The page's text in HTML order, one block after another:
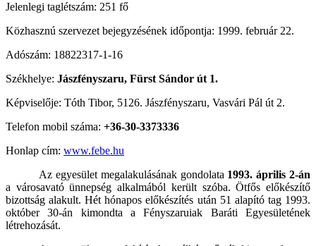
Jelenlegi taglétszám: 251 fő
Közhasznú szervezet bejegyzésének időpontja: 1999. február 22.
Adószám: 18822317-1-16
Székhelye: Jászfényszaru, Fürst Sándor út 1.
Képviselője: Tóth Tibor, 5126. Jászfényszaru, Vasvári Pál út 2.
Telefon mobil száma: +36-30-3373336
Honlap cím: www.febe.hu
Az egyesület megalakulásának gondolata 1993. április 2-án
a városavató ünnepség alkalmából került szóba. Ötfős előkészítő
bizottság alakult. Hét hónapos előkészítés után 51 alapító tag 1993.
október 30-án kimondta a Fényszaruiak Baráti Egyesületének
létrehozását.